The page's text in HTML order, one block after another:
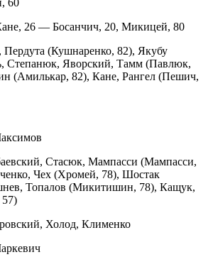
60
26 — Босанчич, 20, Микицей, 80
Пердута (Кушнаренко, 82), Якубу
Степанюк, Яворский, Тамм (Павлюк,
(Амилькар, 82), Кане, Рангел (Пешич,
Стасюк, Мампасси (Мампасси,
Чех (Хромей, 78), Шостак
Топалов (Микитишин, 78), Кащук,
Холод, Клименко